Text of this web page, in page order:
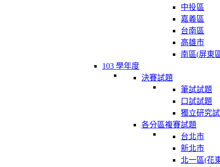
中投區
嘉義區
台南區
高雄市
南區(屏東
103 學年度
決賽試題
筆試試題
口試試題
獨立研究
各分區複賽試題
台北市
新北市
北一區(花